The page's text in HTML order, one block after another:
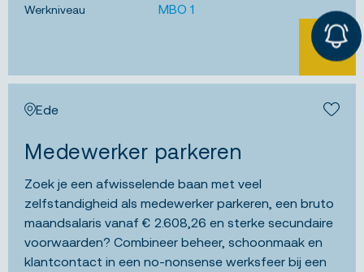
Werkniveau MBO 1
BEKIJK
Ede
Medewerker parkeren
Zoek je een afwisselende baan met veel
zelfstandigheid als medewerker parkeren, een bruto
maandsalaris vanaf € 2.608,26 en sterke secundaire
voorwaarden? Combineer beheer, schoonmaak en
klantcontact in een no-nonsense werksfeer bij een